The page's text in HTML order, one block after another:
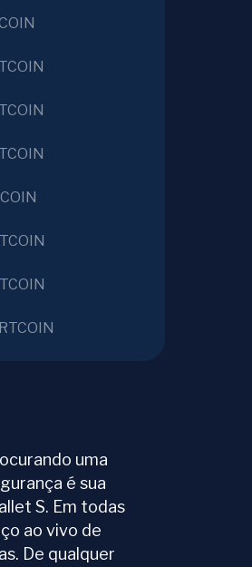
uma
é sua
S. Em todas
ao vivo de
De qualquer